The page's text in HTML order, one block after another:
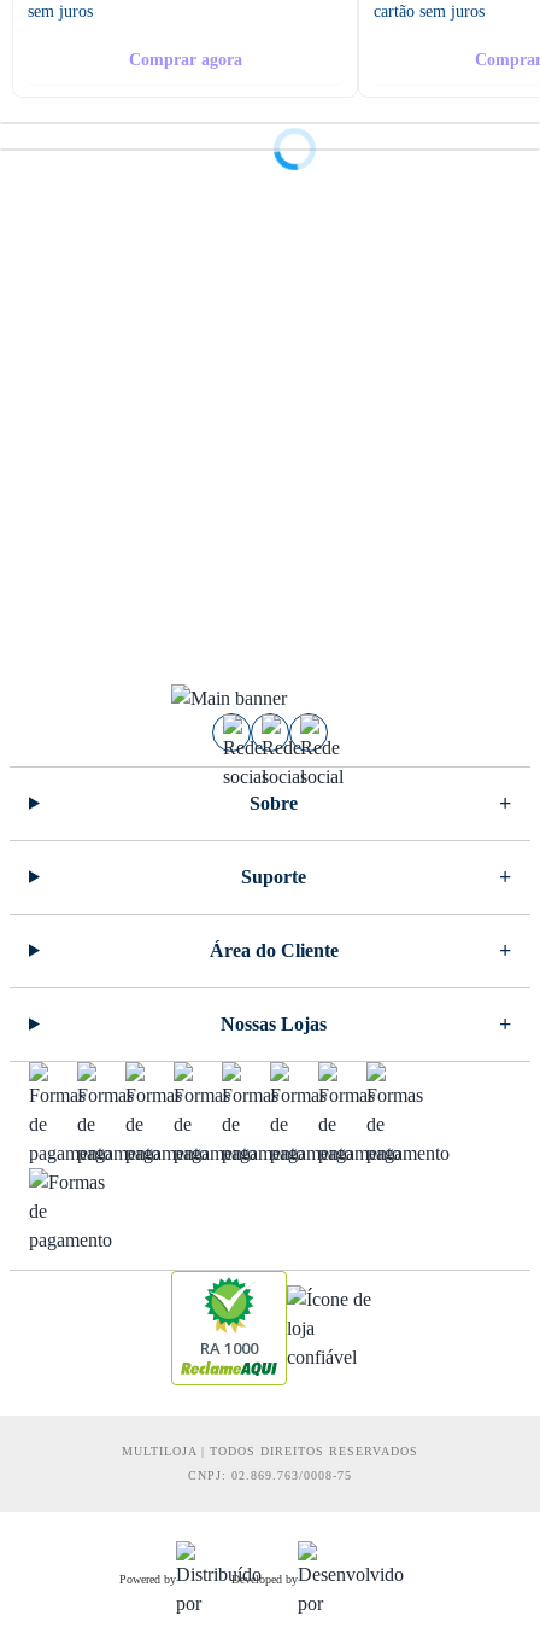
sem juros
Comprar agora
cartão sem juros
Sobre
Suporte
Área do Cliente
Nossas Lojas
RA 1000
MULTILOJA | TODOS DIREITOS RESERVADOS
CNPJ: 02.869.763/0008-75
Powered by Developed by